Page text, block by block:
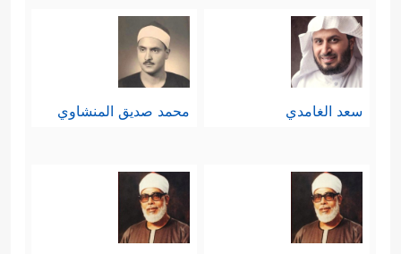
مَّهِینࣲ﴿٨﴾
ثُمَّ سَوَّىٰهُ وَنَفَخَ فِیهِ مِن رُّوحِهِۦۖ وَجَعَلَ
لَكُمُ ٱلسَّمۡعَ وَٱلۡأَبۡصَـٰرَ وَٱلۡأَفۡـِٔدَةَۚ قَلِیلࣰا مَّا تَشۡكُرُونَ﴾
فالذي خلق الخلق بهذا الإتقان، وخلق
الإنسان على هذه الصورة وجعل له
الخلق لغيره، فمِن أين استمدَّت هذه
الأصنام سُلطَتَها على هؤلاء المشركين؟
سعد الغامدي محمد صديق المنشاوي